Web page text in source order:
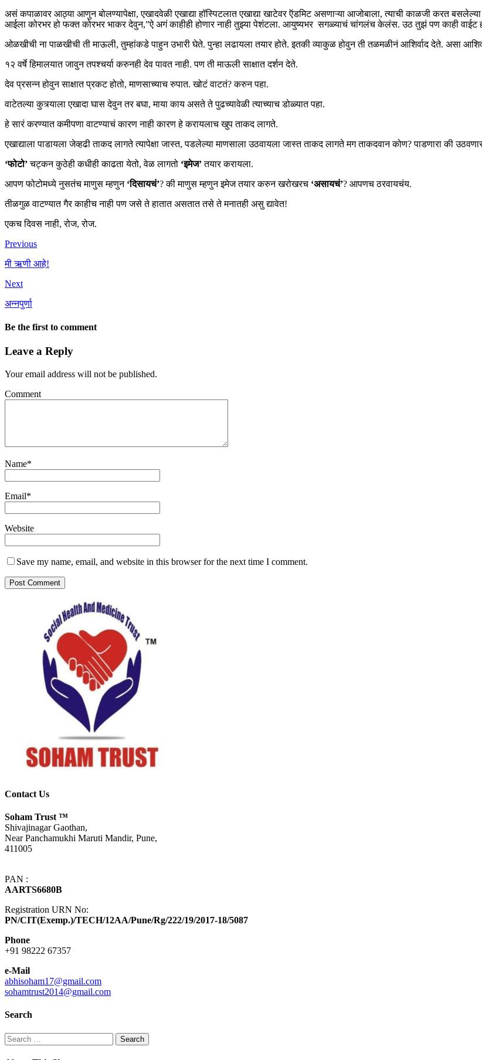
असं कपाळावर आठ्या आणुन बोलण्यापेक्षा, एखादवेळी एखाद्या हॉस्पिटलात एखाद्या खाटेवर ऍडमिट असणाऱ्या आजोबाला, त्याची काळजी करत
आईला कोरभर हो फक्त कोरभर भाकर देवुन,”ऐ अगं काहीही होणार नाही तुझ्या पेशंटला. आयुष्यभर सगळ्याचं चांगलंच केलंस. उठ तुझं पण काही वाईट
ओळखीची ना पाळखीची ती माऊली, तुम्हांकडे पाहुन उभारी घेते. पुन्हा लढायला तयार होते. इतकी व्याकुळ होवुन ती तळमळीनं आशिर्वाद देते. असा
१२ वर्षे हिमालयात जावुन तपश्चर्या करुनही देव पावत नाही. पण ती माऊली साक्षात दर्शन देते.
देव प्रसन्न होवुन साक्षात प्रकट होतो, माणसाच्याच रुपात. खोटं वाटतं? करुन पहा.
वाटेतल्या कुत्र्याला एखादा घास देवुन तर बघा, माया काय असते ते पुढच्यावेळी त्याच्याच डोळ्यात पहा.
हे सारं करण्यात कमीपणा वाटण्याचं कारण नाही कारण हे करायलाच खुप ताकद लागते.
एखाद्याला पाडायला जेव्हढी ताकद लागते त्यापेक्षा जास्त, पडलेल्या माणसाला उठवायला जास्त ताकद लागते मग ताकदवान कोण? पाडणारा की
‘फोटो’चट्कन कुठेही कधीही काढता येतो, वेळ लागतो ‘इमेज’तयार करायला.
आपण फोटोमध्ये नुसतंच माणुस म्हणुन ‘दिसायचं’? की माणुस म्हणुन इमेज तयार करुन खरोखरच ‘असायचं’? आपणच ठरवायचंय.
तीळगुळ वाटण्यात गैर काहीच नाही पण जसे ते हातात असतात तसे ते मनातही असु द्यावेत!
एकच दिवस नाही, रोज, रोज.
Previous
मी ऋणी आहे!
Next
अन्नपुर्णा
Be the first to comment
Leave a Reply
Your email address will not be published.
Comment
Name*
Email*
Website
Save my name, email, and website in this browser for the next time I comment.
Contact Us
Soham Trust ™
Shivajinagar Gaothan,
Near Panchamukhi Maruti Mandir, Pune,
411005
PAN :
AARTS6680B
Registration URN No:
PN/CIT(Exemp.)/TECH/12AA/Pune/Rg/222/19/2017-18/5087
Phone
+91 98222 67357
e-Mail
abhisoham17@gmail.com
sohamtrust2014@gmail.com
Search
Search
for: